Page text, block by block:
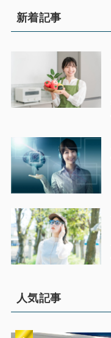
新着記事
人気記事